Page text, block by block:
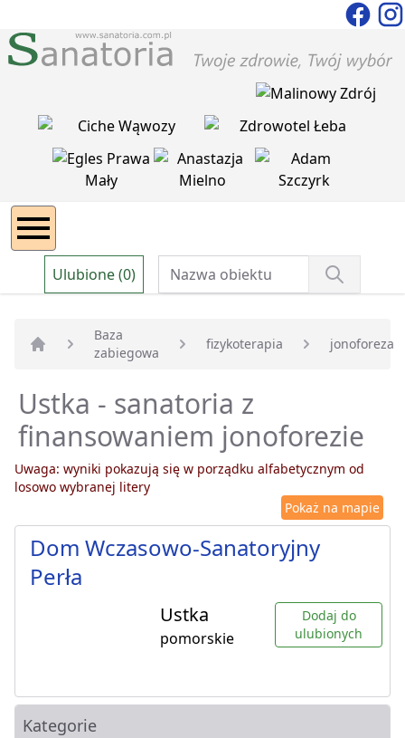
Ulubione (0)
Strona główna
Baza
zabiegowa
fizykoterapia jonoforeza
Ustka - sanatoria z
finansowaniem jonoforezie
Uwaga: wyniki pokazują się w porządku alfabetycznym od
losowo wybranej litery
Pokaż na mapie
Dom Wczasowo-Sanatoryjny
Perła
Ustka
pomorskie
Dodaj do
ulubionych
Kategorie